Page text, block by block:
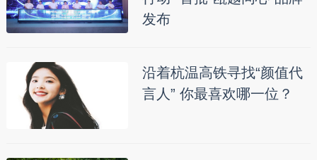
发布
沿着杭温高铁寻找“颜值代
言人” 你最喜欢哪一位？